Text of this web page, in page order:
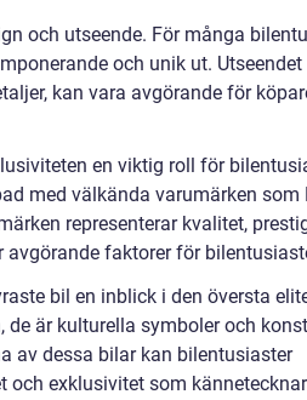
och utseende. För många
och unik ut. Utseendet
kan vara avgörande för
en viktig roll för
med välkända varumärken som
representerar kvalitet,
faktorer för
bil en inblick i den översta
är kulturella symboler och
av dessa bilar kan bilentusiaster
och exklusivitet som kännetecknar